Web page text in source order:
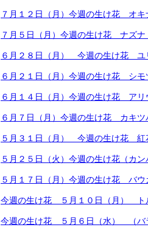
７月１２日（月）今週の生け花 オ
７月５日（月）今週の生け花 ナ
６月２８日（月） 今週の生け花
６月２１日（月）今週の生け花 シ
６月１４日（月）今週の生け花
６月７日（月）今週の生け花 カキツ
５月３１日（月） 今週の生け花
５月２５日（火）今週の生け花（カ
５月１７日（月）今週の生け花 バウ
今週の生け花 ５月１０日（月） ト
今週の生け花 ５月６日（水） （